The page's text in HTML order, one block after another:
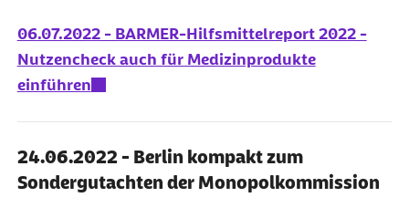
06.07.2022 - BARMER-Hilfsmittelreport 2022 -
Nutzencheck auch für Medizinprodukte
einführen
24.06.2022 - Berlin kompakt zum
Sondergutachten der Monopolkommission